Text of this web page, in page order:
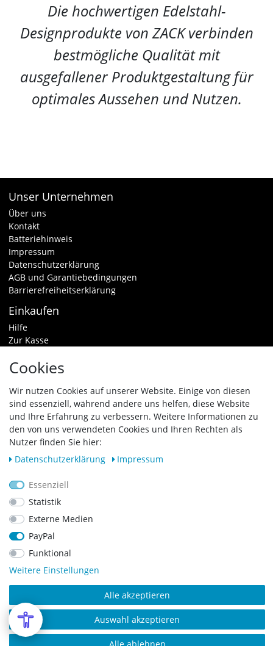
Die hochwertigen Edelstahl-
Designprodukte von ZACK verbinden
bestmögliche Qualität mit
ausgefallener Produktgestaltung für
optimales Aussehen und Nutzen.
Unser Unternehmen
Über uns
Kontakt
Batteriehinweis
Impressum
Datenschutzerklärung
AGB und Garantiebedingungen
Barrierefreiheitserklärung
Einkaufen
Hilfe
Zur Kasse
Zahlungsarten & Versand
Vertrag widerrufen
Zahlungsarten
Copyright © 2023 SCHARF metall design GmbH. Alle Rechte vorbehalten.
Cookies
Wir nutzen Cookies auf unserer Website. Einige von diesen
sind essenziell, während andere uns helfen, diese Website
und Ihre Erfahrung zu verbessern. Weitere Informationen zu
den von uns verwendeten Cookies und Ihren Rechten als
Nutzer finden Sie hier:
Daten­schutz­erklärung
Impressum
Essenziell
Statistik
Externe Medien
PayPal
Funktional
Weitere Einstellungen
Alle akzeptieren
Auswahl akzeptieren